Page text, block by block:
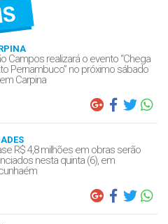
Campos realizará o evento “Chega
Pernambuco” no próximo sábado
Carpina
R$ 4,8 milhões em obras serão
nesta quinta (6), em